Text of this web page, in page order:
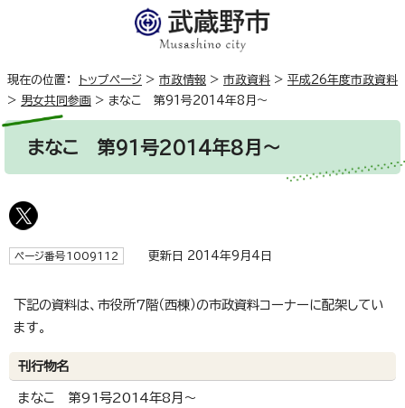
現在の位置： トップページ > 市政情報 > 市政資料 > 平成26年度市政資料
> 男女共同参画 > まなこ 第91号2014年8月～
まなこ 第91号2014年8月～
ページ番号1009112 更新日 2014年9月4日
下記の資料は、市役所7階（西棟）の市政資料コーナーに配架してい
ます。
刊行物名
まなこ 第91号2014年8月～